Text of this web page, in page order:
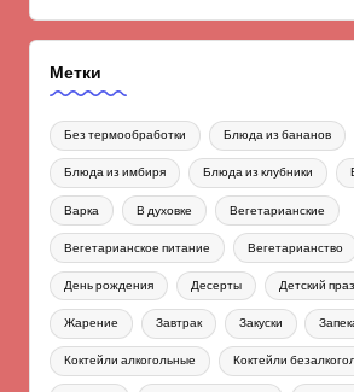
Метки
Без термообработки Блюда из бананов
Блюда из имбиря Блюда из клубники
Варка В духовке Вегетарианские
Вегетарианское питание Вегетарианство
День рождения Десерты Детский
Жарение Завтрак Закуски
Коктейли алкогольные Коктейли